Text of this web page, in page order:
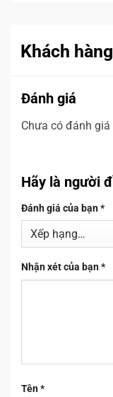
Khách
Đánh giá
Chưa có đánh giá
Hãy là người
Đánh giá của bạn*
Nhận xét của bạn*
Tên*